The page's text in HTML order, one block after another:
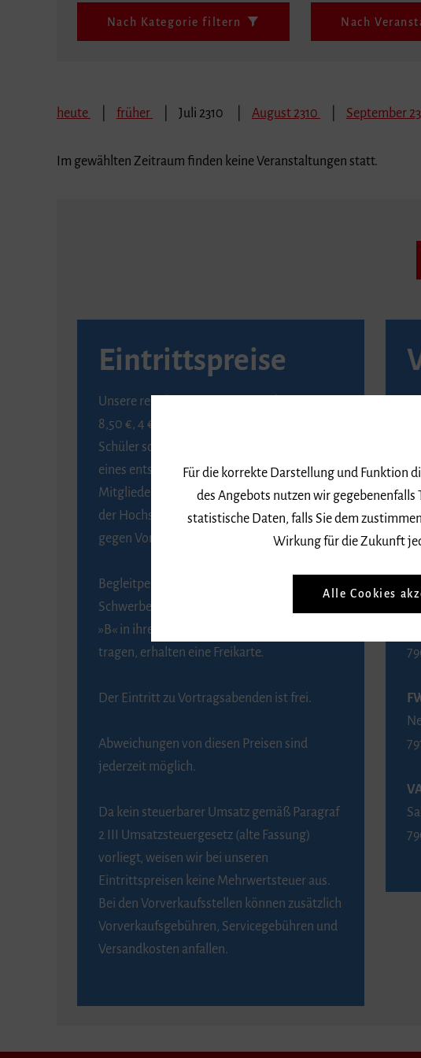
Nach Kategorie filtern Nach
heute früher Juli 2310 August 2310 September
Im gewählten Zeitraum finden keine Veranstaltungen statt.
Eintrittspreise
Unsere regulären Eintrittspreise betragen
8,50 €, 4 € ermäßigt für Schülerinnen und
Schüler sowie Studierende gegen Vorlage
eines entsprechenden Nachweises, 6 € für
Mitglieder der Gesellschaft zur Förderung
der Hochschule für Musik Freiburg e. V.
gegen Vorlage des Mitgliedsausweises.
Begleitpersonen von Menschen mit
Schwerbehinderung, die das Merkzeichen
»B« in ihrem Schwerbehindertenausweis
tragen, erhalten eine Freikarte.
Der Eintritt zu Vortragsabenden ist frei.
Abweichungen von diesen Preisen sind
jederzeit möglich.
Da kein steuerbarer Umsatz gemäß Paragraf
2 III Umsatzsteuergesetz (alte Fassung)
vorliegt, weisen wir bei unseren
Eintrittspreisen keine Mehrwertsteuer aus.
Bei den Vorverkaufsstellen können zusätzlich
Vorverkaufsgebühren, Servicegebühren und
Versandkosten anfallen.
Für die korrekte Darstellung und Funktion
des Angebots nutzen wir
statistische Daten, falls Sie dem
Wirkung für die Zukunft
Alle Cookies